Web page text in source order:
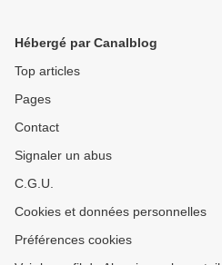
Hébergé par Canalblog
Top articles
Pages
Contact
Signaler un abus
C.G.U.
Cookies et données personnelles
Préférences cookies